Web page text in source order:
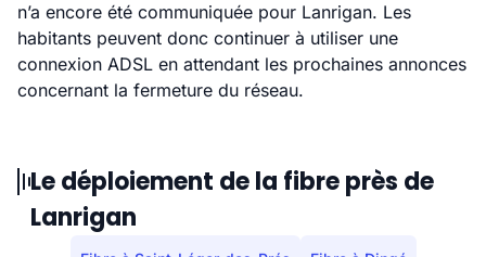
n’a encore été communiquée pour Lanrigan. Les
habitants peuvent donc continuer à utiliser une
connexion ADSL en attendant les prochaines annonces
concernant la fermeture du réseau.
Le déploiement de la fibre près de
Lanrigan